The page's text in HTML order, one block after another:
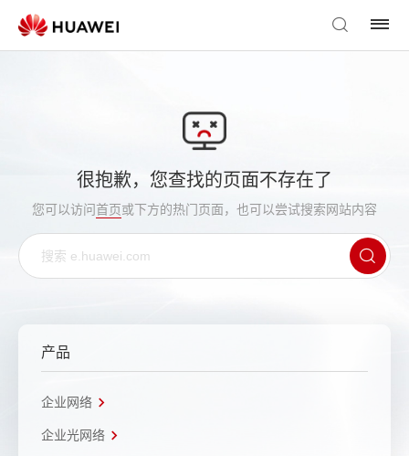
很抱歉，您查找的页面不存在了
您可以访问首页或下方的热门页面，也可以尝试搜索网站内容
产品
企业网络
企业光网络